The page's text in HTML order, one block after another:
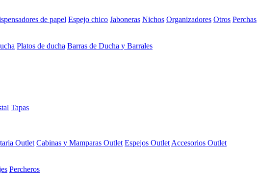
de papel Espejo chico Jaboneras Nichos Organizadores Otros Perchas
Platos de ducha Barras de Ducha y Barrales
Tapas
Outlet Cabinas y Mamparas Outlet Espejos Outlet Accesorios Outlet
Percheros